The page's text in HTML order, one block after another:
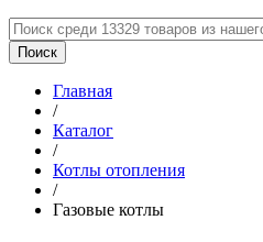
Главная
/
Каталог
/
Котлы отопления
/
Газовые котлы